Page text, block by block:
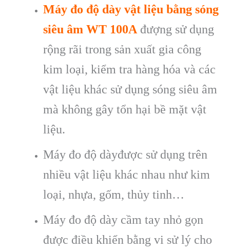
Máy đo độ dày vật liệu bằng sóng
siêu âm WT 100A đượng sử dụng
rộng rãi trong sản xuất gia công
kim loại, kiểm tra hàng hóa và các
vật liệu khác sử dụng sóng siêu âm
mà không gây tổn hại bề mặt vật
liệu.
Máy đo độ dàyđược sử dụng trên
nhiều vật liệu khác nhau như kim
loại, nhựa, gốm, thủy tinh…
Máy đo độ dày cầm tay nhỏ gọn
được điều khiển bằng vi sử lý cho